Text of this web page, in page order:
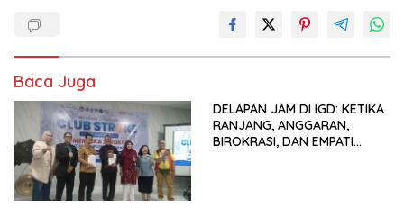
Baca Juga
DELAPAN JAM DI IGD: KETIKA
RANJANG, ANGGARAN,
BIROKRASI, DAN EMPATI